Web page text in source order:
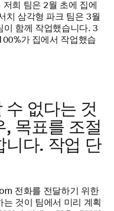
희 팀은 2월 초에 집에
치 삼각형 파크 팀은 3월
이 함께 작업했습니다. 3
가 집에서 작업했습
없다는 것
목표를 조절
니다. 작업 단
전화를 전달하기 위한
것이 팀에서 미리 계획